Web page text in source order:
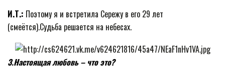
И.Т.: Поэтому я и встретила Сережу в его 29 лет
(смеётся).Судьба решается на небесах.
3.Настоящая любовь – что это?